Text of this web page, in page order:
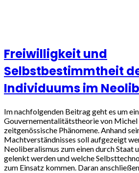
Freiwilligkeit und
Selbstbestimmtheit
Individuums im
Im nachfolgenden Beitrag geht es um
Gouvernementalitätstheorie von Michel
zeitgenössische Phänomene. Anhand
Machtverständnisses soll aufgezeigt
Neoliberalismus zum einen durch Staat
gelenkt werden und welche
zum Einsatz kommen. Daran